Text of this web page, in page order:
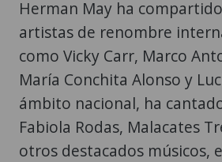
Herman May ha
artistas de renombre
como Vicky Carr, Marco
María Conchita Alonso y
ámbito nacional, ha
Fabiola Rodas, Malacates
otros destacados músicos,